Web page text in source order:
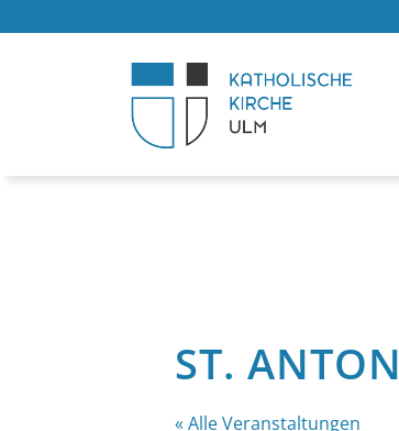
ST. ANTON
« Alle Veranstaltungen